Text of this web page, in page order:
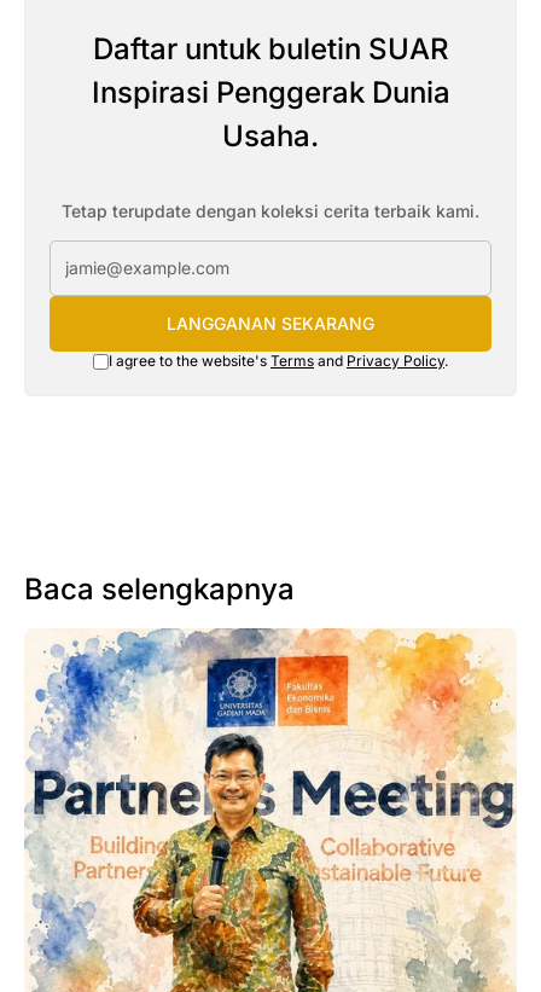
Daftar untuk buletin SUAR
Inspirasi Penggerak Dunia
Usaha.
Tetap terupdate dengan koleksi cerita terbaik kami.
LANGGANAN SEKARANG
I agree to the website's Terms and Privacy Policy.
Baca selengkapnya